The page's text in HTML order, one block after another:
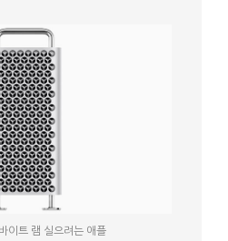
이트 램 실으려는 애플